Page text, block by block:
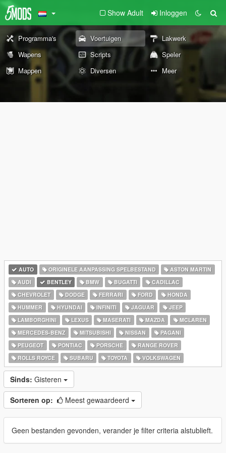
Show Adult Inloggen
Programma's Voertuigen
Lakwerk
Wapens
Scripts
Speler
Mappen
Diversen Meer
AUTO ORIGINELE AANPASSING SPELBESTAND
ASTON MARTIN
AUDI
BENTLEY BMW BUGATTI
CADILLAC
CHEVROLET
DODGE FERRARI FORD
HONDA
HUMMER
HYUNDAI INFINITI JAGUAR
JEEP
LAMBORGHINI
LEXUS MASERATI MAZDA
MCLAREN
MERCEDES-BENZ
MITSUBISHI NISSAN
PAGANI
PEUGEOT
PONTIAC PORSCHE
RANGE ROVER
ROLLS ROYCE
SUBARU TOYOTA VOLKSWAGEN
Sinds: Gisteren
Sorteren op: Meest gewaardeerd
Geen bestanden gevonden, verander je filter criteria alstublieft.